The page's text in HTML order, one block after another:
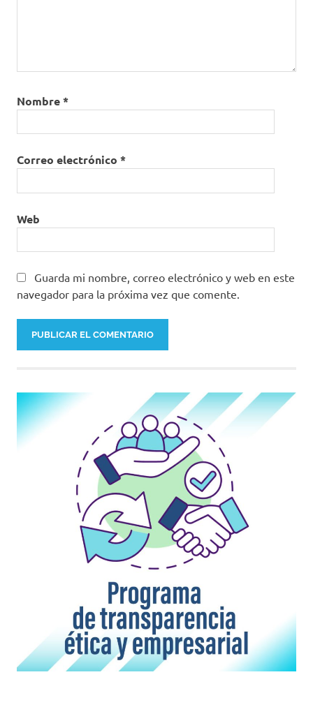
CoV-
2
segunda
vacuna
Vacuna
19
de
Pfizer
Vacuna
Vacunación
Vacunas
Covid-
19
Nombre*
Correo electrónico *
Web
Guarda mi nombre, correo electrónico y web en este
navegador para la próxima vez que comente.